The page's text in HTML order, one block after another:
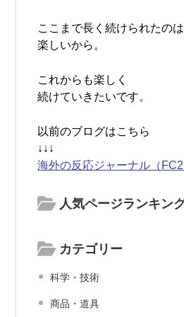
ここまで長く続けられたのは
楽しいから。
これからも楽しく
続けていきたいです。
以前のブログはこちら
↓↓↓
海外の反応ジャーナル（FC2
人気ページランキン
カテゴリー
科学・技術
商品・道具